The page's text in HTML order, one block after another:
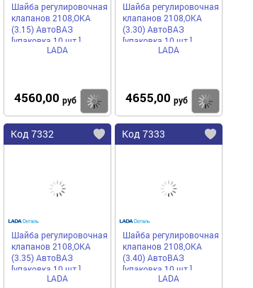
Шайба регулировочная
клапанов 2108,ОКА
(3.15) АвтоВАЗ
[упаковка 10 шт.]
LADA
4560,00 руб Купить
Шайба регулировочная
клапанов 2108,ОКА
(3.30) АвтоВАЗ
[упаковка 10 шт.]
LADA
4655,00 руб
Код 7332
Шайба регулировочная
клапанов 2108,ОКА
(3.35) АвтоВАЗ
[упаковка 10 шт.]
LADA
Код 7333
Шайба регулировочная
клапанов 2108,ОКА
(3.40) АвтоВАЗ
[упаковка 10 шт.]
LADA